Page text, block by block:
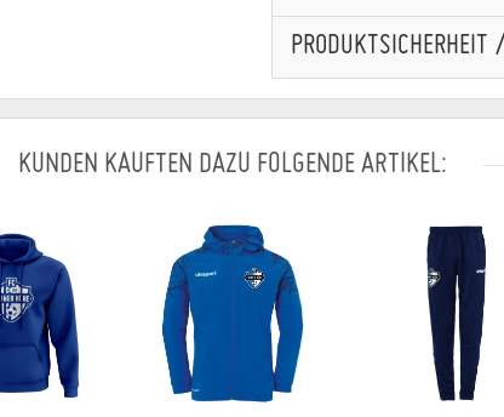
PRODUKTSICHERHEIT
KUNDEN KAUFTEN DAZU FOLGENDE ARTIKEL: